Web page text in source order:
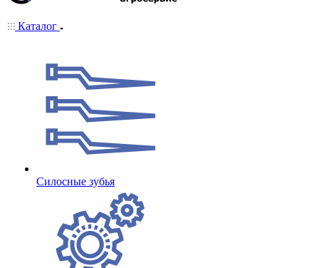
Каталог
Cилосные зубья